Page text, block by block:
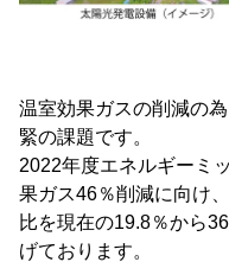
温室効果ガスの削減の
緊の課題です。
2022年度エネルギーミ
果ガス46％削減に向け
比を現在の19.8％から
げております。